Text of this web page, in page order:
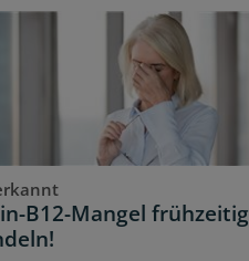
B12-Mangel frühzeitig